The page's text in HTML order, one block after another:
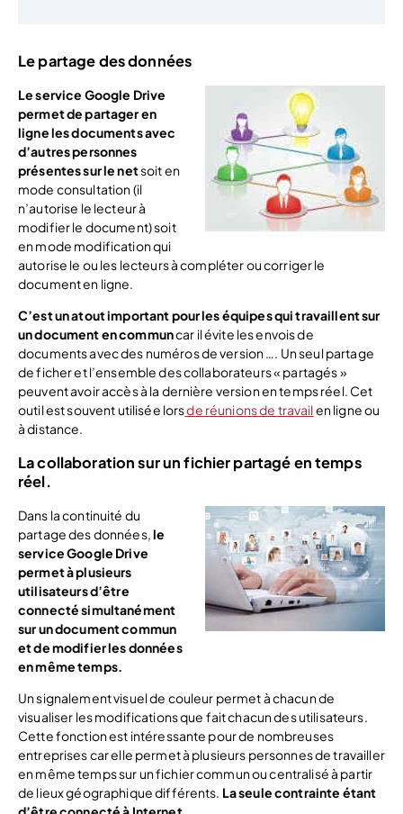
Le partage des données
Le service Google Drive
permet de partager en
ligne les documents avec
d’autres personnes
présentes sur le netsoit en
mode consultation (il
n’autorise le lecteur à
modifier le document) soit
en mode modification qui
autorise le ou les lecteurs à compléter ou corriger le
document en ligne.
C’est un atout important pour les équipes qui travaillent sur
un document en communcar il évite les envois de
documents avec des numéros de version …. Un seul partage
de ficher et l’ensemble des collaborateurs « partagés »
peuvent avoir accès à la dernière version en temps réel. Cet
outil est souvent utilisée lorsde réunions de travailen ligne ou
à distance.
La collaboration sur un fichier partagé en temps
réel.
Dans la continuité du
partage des données, le
service Google Drive
permet à plusieurs
utilisateurs d’être
connecté simultanément
sur un document commun
et de modifier les données
en même temps.
Un signalement visuel de couleur permet à chacun de
visualiser les modifications que fait chacun des utilisateurs.
Cette fonction est intéressante pour de nombreuses
entreprises car elle permet à plusieurs personnes de travailler
en même temps sur un fichier commun ou centralisé à partir
de lieux géographique différents. La seule contrainte étant